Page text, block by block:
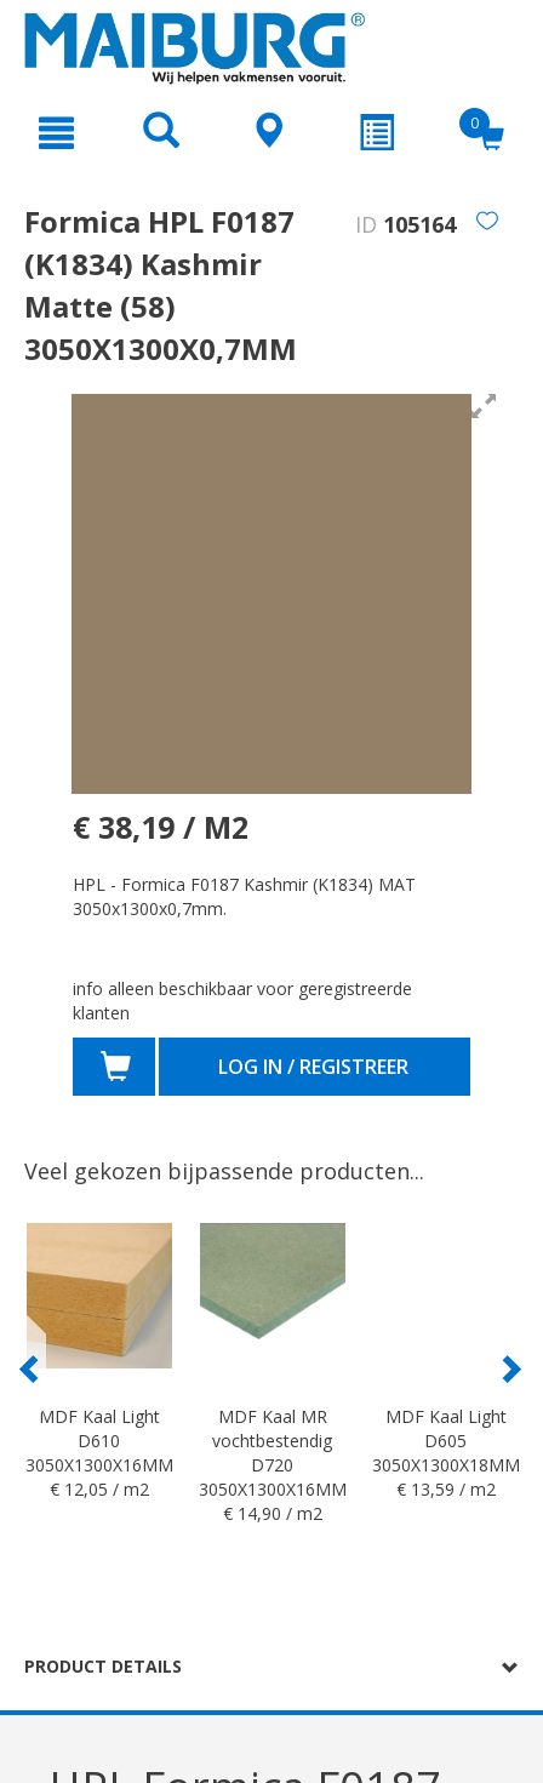
text.skipToNavigation
0
Formica HPL F0187
(K1834) Kashmir
Matte (58)
3050X1300X0,7MM
ID 105164
€ 38,19 / M2
HPL - Formica F0187 Kashmir (K1834) MAT
3050x1300x0,7mm.
info alleen beschikbaar voor geregistreerde
klanten
LOG IN / REGISTREER
Veel gekozen bijpassende producten...
MDF Kaal Light
D610
3050X1300X16MM
€ 12,05 / m2
MDF Kaal MR
vochtbestendig
D720
3050X1300X16MM
€ 14,90 / m2
MDF Kaal Light
D605
3050X1300X18MM
€ 13,59 / m2
PRODUCT DETAILS